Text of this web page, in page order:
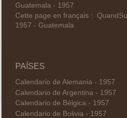
Guatemala - 1957
Cette page en français :
1957 - Guatemala
PAÍSES
Calendario de Alemania - 1957
Calendario de Argentina - 1957
Calendario de Bélgica - 1957
Calendario de Bolivia - 1957